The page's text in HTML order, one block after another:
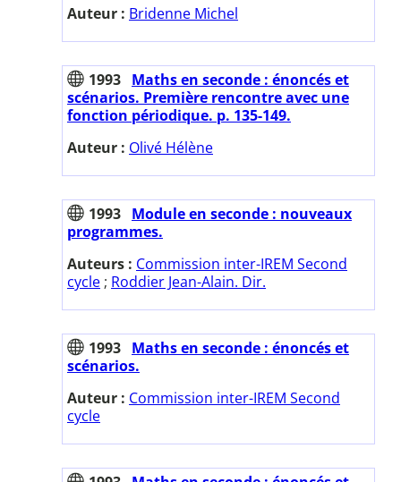
Auteur : Bridenne Michel
1993 Maths en seconde : énoncés et
scénarios. Première rencontre avec une
fonction périodique. p. 135-149.
Auteur : Olivé Hélène
1993 Module en seconde : nouveaux
programmes.
Auteurs : Commission inter-IREM Second
cycle ; Roddier Jean-Alain. Dir.
1993 Maths en seconde : énoncés et
scénarios.
Auteur : Commission inter-IREM Second
cycle